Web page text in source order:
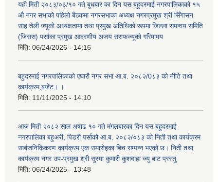
यही मिती २०८३/०३/१० गते बुधबार का दिन यस बहुदरमाई नगरपालिकाको १५
औ नगर सभाको पहिलो बैठकमा नगरसभाका अध्यक्ष नगरप्रमुख श्री सिँगासन
साह तेली ज्यूको अध्यक्षतामा तथा प्रमुख अतिथिको रूपमा जिल्ला समन्वय समिति
(जिसस) पर्साका प्रमुख आदरणीय अजय सराफज्यूको गरिमामय
मिति: 06/24/2026 - 14:16
बहुदरमाई नगरपालिकाको एघारौ नगर सभा आ.ब. २०८२/0८३ को नीति तथा
कार्यक्रम,बजेट। ।
मिति: 11/11/2025 - 14:10
आज मिती २०८२ साल अषाढ १० गते मंगलबारका दिन यस बहुदरमाई
नगरपालिका बहुअरी, पिडरी पर्साको आ.ब. २०८२/०८३ को निती तथा कार्यक्रम
सार्बजनिकिकरण कार्यक्रम एक समारोहका बिच सम्पन्न भएको छ। निती तथा
कार्यक्रम नगर उप-प्रमुख श्री सुस्मा कुमारी कुशवाहा ज्यु बाट प्रस्तु
मिति: 06/24/2025 - 13:48